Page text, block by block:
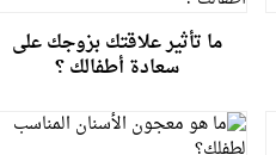
ما تأثير علاقتك بزوجك على
سعادة أطفالك ؟